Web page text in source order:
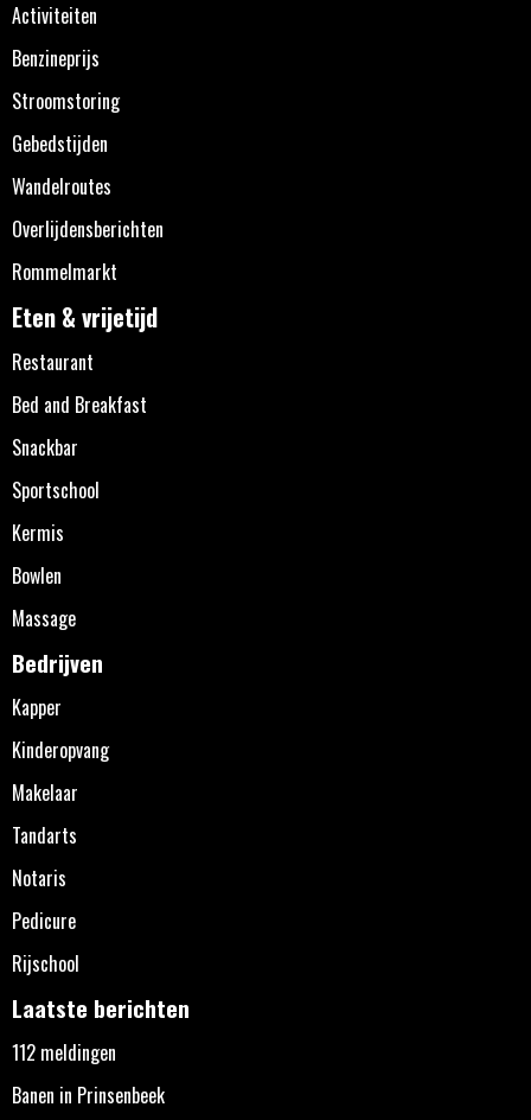
Activiteiten
Benzineprijs
Stroomstoring
Gebedstijden
Wandelroutes
Overlijdensberichten
Rommelmarkt
Eten & vrijetijd
Restaurant
Bed and Breakfast
Snackbar
Sportschool
Kermis
Bowlen
Massage
Bedrijven
Kapper
Kinderopvang
Makelaar
Tandarts
Notaris
Pedicure
Rijschool
Laatste berichten
112 meldingen
Banen in Prinsenbeek